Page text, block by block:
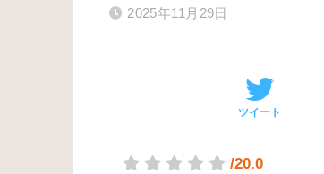
2025年11月29日
ツイート
/20.0